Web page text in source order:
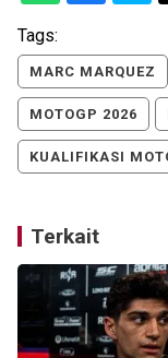
Tags:
MARC MARQUEZ
MOTOGP 2026
KUALIFIKASI
Terkait